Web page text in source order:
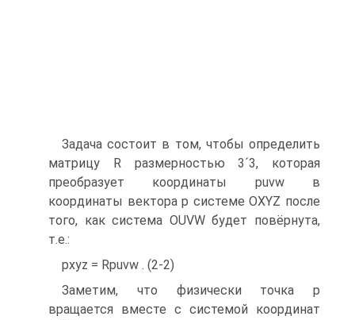
Задача состоит в том, чтобы определить
матрицу R размерностью 3´3, которая
преобразует координаты puvw в
координаты вектора p системе OXYZ после
того, как система OUVW будет повёрнута,
т.е.:
pxyz = Rpuvw . (2-2)
Заметим, что физически точка p
вращается вместе с системой координат